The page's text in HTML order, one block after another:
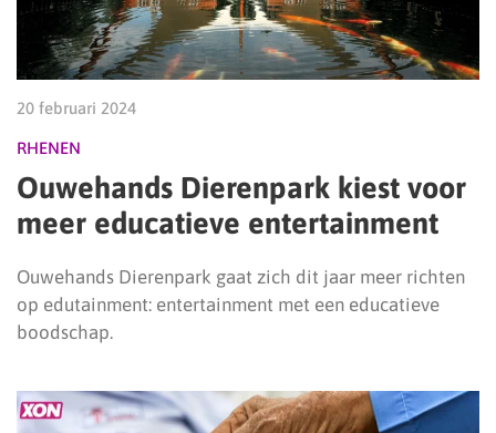
20 februari 2024
RHENEN
Ouwehands Dierenpark kiest voor
meer educatieve entertainment
Ouwehands Dierenpark gaat zich dit jaar meer richten
op edutainment: entertainment met een educatieve
boodschap.